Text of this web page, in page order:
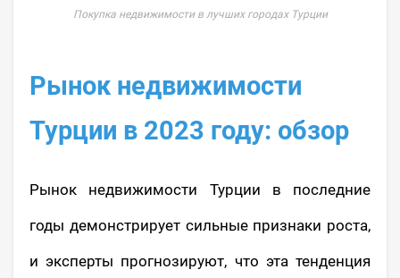
Покупка недвижимости в лучших городах Турции
Рынок недвижимости
Турции в 2023 году: обзор
Рынок недвижимости Турции в последние
годы демонстрирует сильные признаки роста,
и эксперты прогнозируют, что эта тенденция